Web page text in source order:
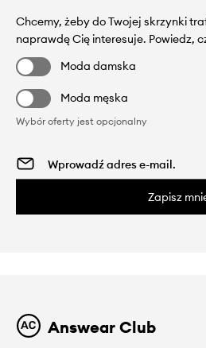
Chcemy, żeby do Twojej skrzynki
naprawdę Cię interesuje. Powiedz,
Moda damska
Moda męska
Wybór oferty jest opcjonalny
Zapisz
Answear Club